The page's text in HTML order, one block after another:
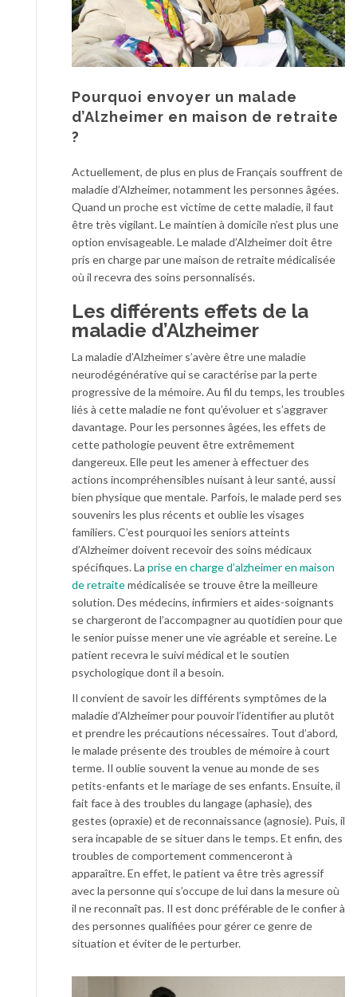
Pourquoi envoyer un malade
d’Alzheimer en maison de retraite
?
Actuellement, de plus en plus de Français souffrent de
maladie d’Alzheimer, notamment les personnes âgées.
Quand un proche est victime de cette maladie, il faut
être très vigilant. Le maintien à domicile n’est plus une
option envisageable. Le malade d’Alzheimer doit être
pris en charge par une maison de retraite médicalisée
où il recevra des soins personnalisés.
Les différents effets de la
maladie d’Alzheimer
La maladie d’Alzheimer s’avère être une maladie
neurodégénérative qui se caractérise par la perte
progressive de la mémoire. Au fil du temps, les troubles
liés à cette maladie ne font qu’évoluer et s’aggraver
davantage. Pour les personnes âgées, les effets de
cette pathologie peuvent être extrêmement
dangereux. Elle peut les amener à effectuer des
actions incompréhensibles nuisant à leur santé, aussi
bien physique que mentale. Parfois, le malade perd ses
souvenirs les plus récents et oublie les visages
familiers. C’est pourquoi les seniors atteints
d’Alzheimer doivent recevoir des soins médicaux
spécifiques. La prise en charge d’alzheimer en maison
de retraitemédicalisée se trouve être la meilleure
solution. Des médecins, infirmiers et aides-soignants
se chargeront de l’accompagner au quotidien pour que
le senior puisse mener une vie agréable et sereine. Le
patient recevra le suivi médical et le soutien
psychologique dont il a besoin.
Il convient de savoir les différents symptômes de la
maladie d’Alzheimer pour pouvoir l’identifier au plutôt
et prendre les précautions nécessaires. Tout d’abord,
le malade présente des troubles de mémoire à court
terme. Il oublie souvent la venue au monde de ses
petits-enfants et le mariage de ses enfants. Ensuite, il
fait face à des troubles du langage (aphasie), des
gestes (opraxie) et de reconnaissance (agnosie). Puis, il
sera incapable de se situer dans le temps. Et enfin, des
troubles de comportement commenceront à
apparaître. En effet, le patient va être très agressif
avec la personne qui s’occupe de lui dans la mesure où
il ne reconnaît pas. Il est donc préférable de le confier à
des personnes qualifiées pour gérer ce genre de
situation et éviter de le perturber.